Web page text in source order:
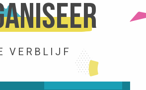
VERBLIJFACTIVITEITEN
LEES MEER OVER